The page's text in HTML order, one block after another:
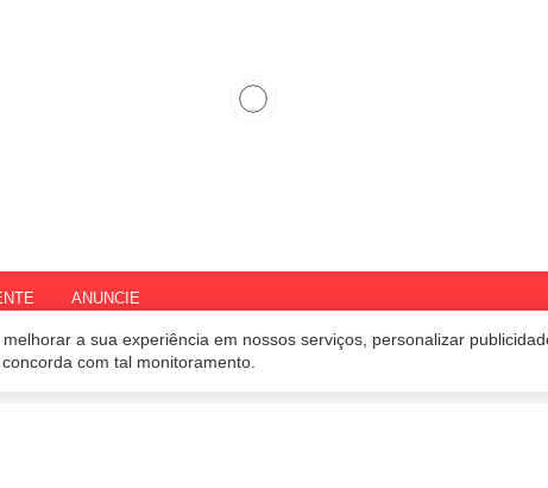
a sua experiência em nossos serviços, personalizar
com tal monitoramento.
ANUNCIE